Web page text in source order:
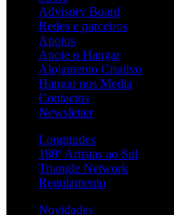
Advisory Board
Redes e parceiros
Apoios
Apoie o Hangar
Alojamento Criativo
Hangar nos Media
Contactos
Newsletter
Longitudes
180º Artistas ao Sul
Triangle Network
Regulamento
Novidades